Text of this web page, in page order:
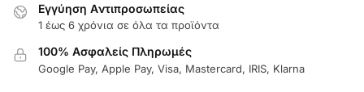
Εγγύηση Aντιπροσωπείας
1 έως 6 χρόνια σε όλα τα προϊόντα
100% Ασφαλείς Πληρωμές
Google Pay, Apple Pay, Visa, Mastercard, IRIS, Klarna